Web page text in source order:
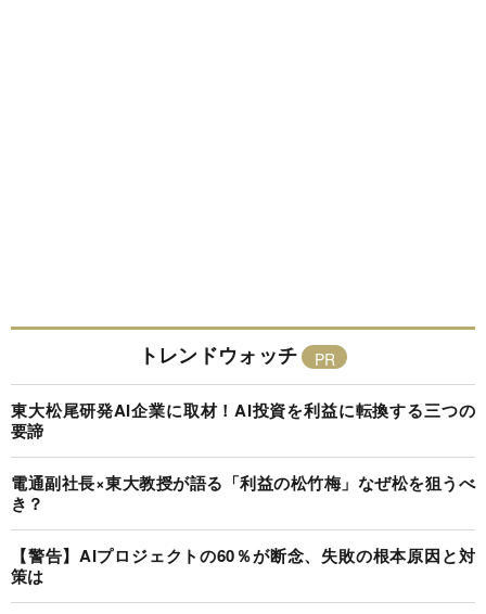
トレンドウォッチ
東大松尾研発AI企業に取材！AI投資を利益に転換する三つの
要諦
電通副社長×東大教授が語る「利益の松竹梅」なぜ松を狙うべ
き？
【警告】AIプロジェクトの60％が断念、失敗の根本原因と対
策は